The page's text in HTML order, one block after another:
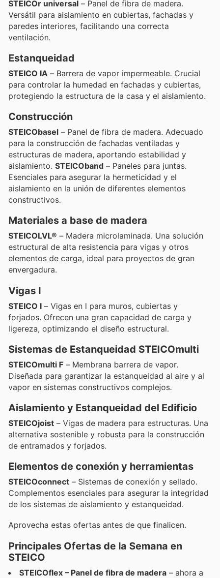
STEICOr universal – Panel de fibra de madera.
Versátil para aislamiento en cubiertas, fachadas y
paredes interiores, facilitando una correcta
ventilación.
Estanqueidad
STEICO IA – Barrera de vapor impermeable. Crucial
para controlar la humedad en fachadas y cubiertas,
protegiendo la estructura de la casa y el aislamiento.
Construcción
STEICObasel – Panel de fibra de madera. Adecuado
para la construcción de fachadas ventiladas y
estructuras de madera, aportando estabilidad y
aislamiento. STEICOband – Paneles para juntas.
Esenciales para asegurar la hermeticidad y el
aislamiento en la unión de diferentes elementos
constructivos.
Materiales a base de madera
STEICOLVL® – Madera microlaminada. Una solución
estructural de alta resistencia para vigas y otros
elementos de carga, ideal para proyectos de gran
envergadura.
Vigas I
STEICO I – Vigas en I para muros, cubiertas y
forjados. Ofrecen una gran capacidad de carga y
ligereza, optimizando el diseño estructural.
Sistemas de Estanqueidad STEICOmulti
STEICOmulti F – Membrana barrera de vapor.
Diseñada para garantizar la estanqueidad al aire y al
vapor en sistemas constructivos complejos.
Aislamiento y Estanqueidad del Edificio
STEICOjoist – Vigas de madera para estructuras. Una
alternativa sostenible y robusta para la construcción
de entramados y forjados.
Elementos de conexión y herramientas
STEICOconnect – Sistemas de conexión y sellado.
Complementos esenciales para asegurar la integridad
de los sistemas de aislamiento y estanqueidad.
Aprovecha estas ofertas antes de que finalicen.
Principales Ofertas de la Semana en
STEICO
STEICOflex – Panel de fibra de madera – ahora a